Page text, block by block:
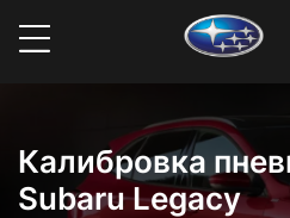
Калибровка
Subaru Legacy